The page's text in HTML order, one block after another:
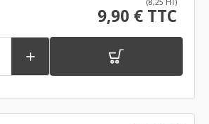
(8,25 HT)
9,90 € TTC
